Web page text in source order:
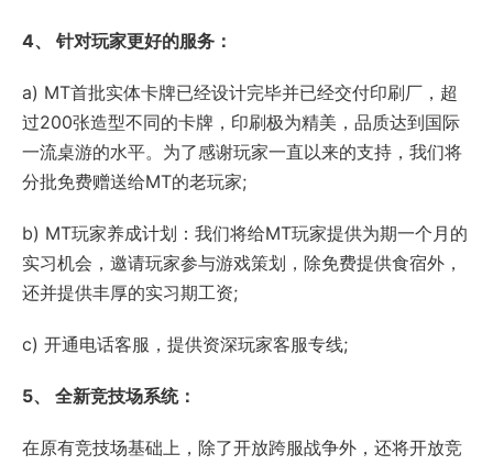
4、 针对玩家更好的服务：
a) MT首批实体卡牌已经设计完毕并已经交付印刷厂，超
过200张造型不同的卡牌，印刷极为精美，品质达到国际
一流桌游的水平。为了感谢玩家一直以来的支持，我们将
分批免费赠送给MT的老玩家;
b) MT玩家养成计划：我们将给MT玩家提供为期一个月的
实习机会，邀请玩家参与游戏策划，除免费提供食宿外，
还并提供丰厚的实习期工资;
c) 开通电话客服，提供资深玩家客服专线;
5、 全新竞技场系统：
在原有竞技场基础上，除了开放跨服战争外，还将开放竞